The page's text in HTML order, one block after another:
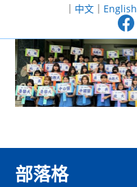
至
｜ 中文｜ English
部落格